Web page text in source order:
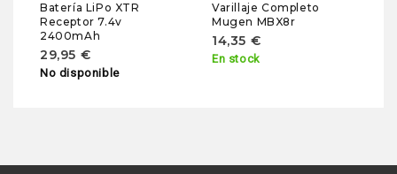
Batería LiPo XTR
Receptor 7.4v
2400mAh
29,95 €
No disponible
Varillaje Completo
Mugen MBX8r
14,35 €
En stock